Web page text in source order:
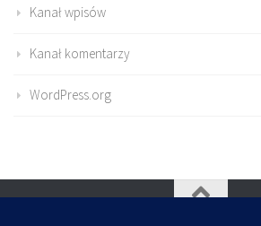
Kanał wpisów
Kanał komentarzy
WordPress.org